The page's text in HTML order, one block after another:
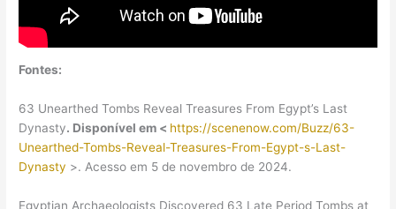
Fontes:
63 Unearthed Tombs Reveal Treasures From Egypt’s Last
Dynasty. Disponível em < https://scenenow.com/Buzz/63-
Unearthed-Tombs-Reveal-Treasures-From-Egypt-s-Last-
Dynasty >. Acesso em 5 de novembro de 2024.
Egyptian Archaeologists Discovered 63 Late Period Tombs at